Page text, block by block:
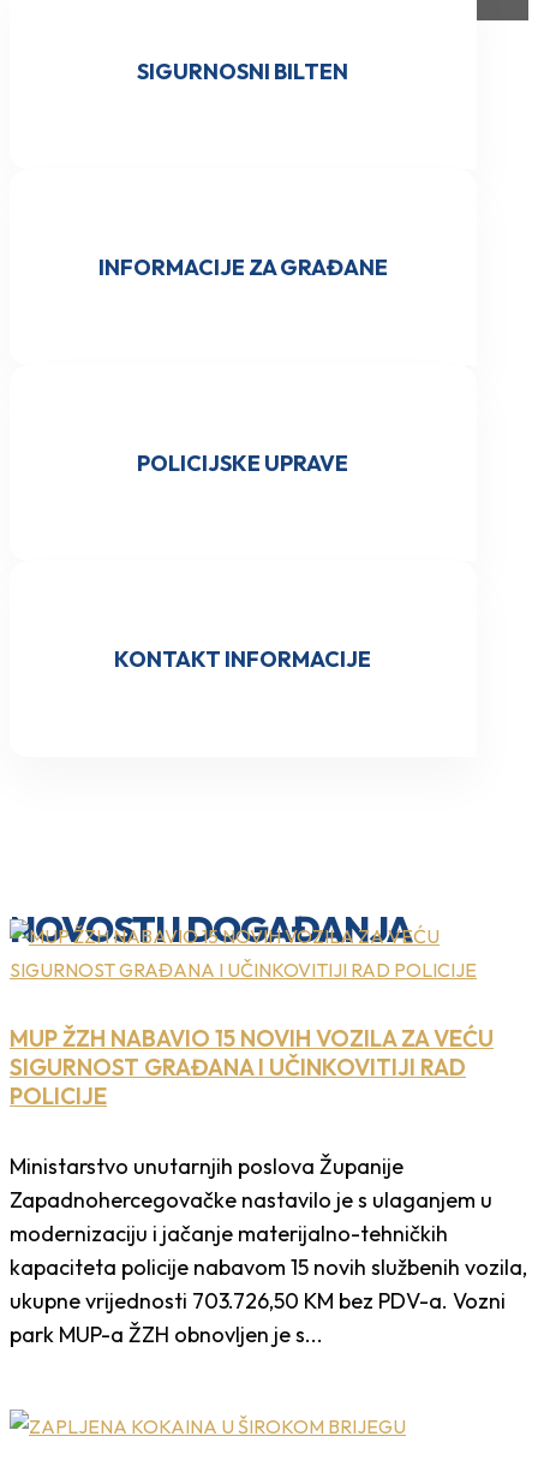
SIGURNOSNI BILTEN
INFORMACIJE ZA GRAĐANE
POLICIJSKE UPRAVE
KONTAKT INFORMACIJE
NOVOSTI I DOGAĐANJA
MUP ŽZH NABAVIO 15 NOVIH VOZILA ZA VEĆU
SIGURNOST GRAĐANA I UČINKOVITIJI RAD
POLICIJE
Ministarstvo unutarnjih poslova Županije
Zapadnohercegovačke nastavilo je s ulaganjem u
modernizaciju i jačanje materijalno-tehničkih
kapaciteta policije nabavom 15 novih službenih vozila,
ukupne vrijednosti 703.726,50 KM bez PDV-a. Vozni
park MUP-a ŽZH obnovljen je s...